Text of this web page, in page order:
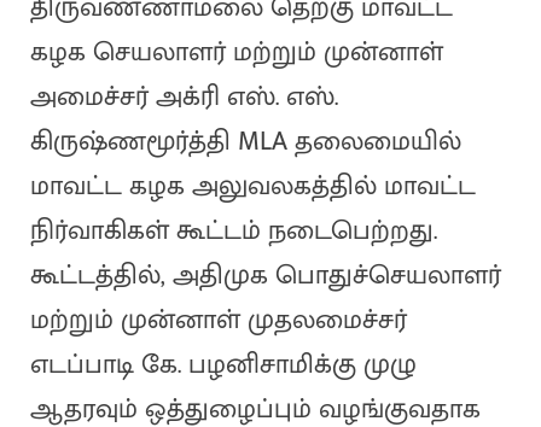
கழக செயலாளர் மற்றும் முன்னாள்
அமைச்சர் அக்ரி எஸ். எஸ்.
கிருஷ்ணமூர்த்தி MLA தலைமையில்
மாவட்ட கழக அலுவலகத்தில் மாவட்ட
நிர்வாகிகள் கூட்டம் நடைபெற்றது.
கூட்டத்தில், அதிமுக பொதுச்செயலாளர்
மற்றும் முன்னாள் முதலமைச்சர்
எடப்பாடி கே. பழனிசாமிக்கு முழு
ஆதரவும் ஒத்துழைப்பும் வழங்குவதாக